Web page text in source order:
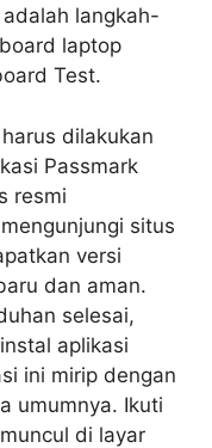
langkah-
laptop
Test.
dilakukan
Passmark
resmi
situs
versi
dan aman.
selesai,
aplikasi
ini mirip dengan
umumnya. Ikuti
di layar